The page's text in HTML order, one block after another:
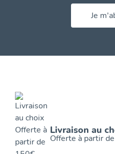
Je
Livraison au
Offerte à partir